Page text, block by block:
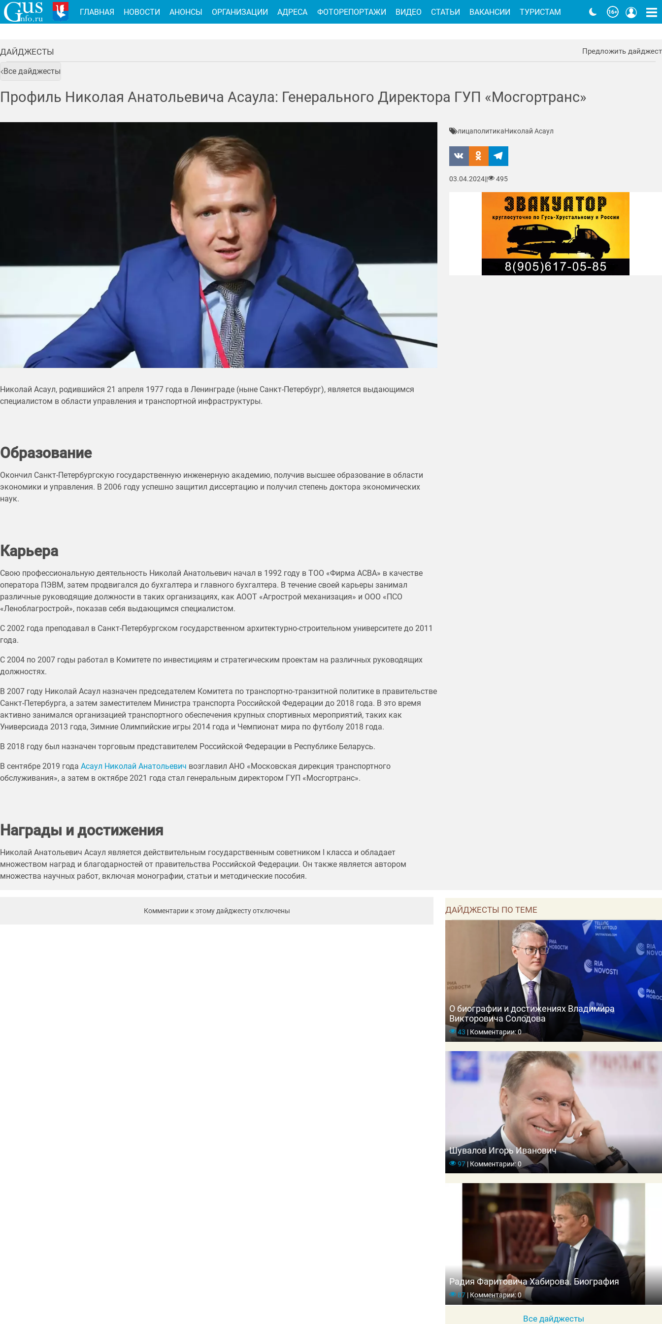
ДАЙДЖЕСТЫ Предложить дайджест
Все дайджесты
Профиль Николая Анатольевича Асаула: Генерального Директора ГУП «Мосгортранс»
Николай Асаул, родившийся 21 апреля 1977 года в Ленинграде (ныне Санкт-Петербург), является выдающимся
специалистом в области управления и транспортной инфраструктуры.
Образование
Окончил Санкт-Петербургскую государственную инженерную академию, получив высшее образование в области
экономики и управления. В 2006 году успешно защитил диссертацию и получил степень доктора экономических
наук.
Карьера
Свою профессиональную деятельность Николай Анатольевич начал в 1992 году в ТОО «Фирма АСВА» в качестве
оператора ПЭВМ, затем продвигался до бухгалтера и главного бухгалтера. В течение своей карьеры занимал
различные руководящие должности в таких организациях, как АООТ «Агрострой механизация» и ООО «ПСО
«Леноблагрострой», показав себя выдающимся специалистом.
С 2002 года преподавал в Санкт-Петербургском государственном архитектурно-строительном университете до 2011
года.
С 2004 по 2007 годы работал в Комитете по инвестициям и стратегическим проектам на различных руководящих
должностях.
В 2007 году Николай Асаул назначен председателем Комитета по транспортно-транзитной политике в правительстве
Санкт-Петербурга, а затем заместителем Министра транспорта Российской Федерации до 2018 года. В это время
активно занимался организацией транспортного обеспечения крупных спортивных мероприятий, таких как
Универсиада 2013 года, Зимние Олимпийские игры 2014 года и Чемпионат мира по футболу 2018 года.
В 2018 году был назначен торговым представителем Российской Федерации в Республике Беларусь.
В сентябре 2019 года Асаул Николай Анатольевич возглавил АНО «Московская дирекция транспортного
обслуживания», а затем в октябре 2021 года стал генеральным директором ГУП «Мосгортранс».
Награды и достижения
Николай Анатольевич Асаул является действительным государственным советником I класса и обладает
множеством наград и благодарностей от правительства Российской Федерации. Он также является автором
множества научных работ, включая монографии, статьи и методические пособия.
лицаполитикаНиколай Асаул
03.04.2024|| 495
Комментарии к этому дайджесту отключены ДАЙДЖЕСТЫ ПО ТЕМЕ
О биографии и достижениях Владимира
Викторовича Солодова
43 |Комментарии: 0
Шувалов Игорь Иванович
97 |Комментарии: 0
Радия Фаритовича Хабирова. Биография
87|Комментарии: 0
Все дайджесты
ГЛАВНАЯ НОВОСТИ АНОНСЫ ОРГАНИЗАЦИИ АДРЕСА ФОТОРЕПОРТАЖИ ВИДЕО СТАТЬИ ВАКАНСИИ ТУРИСТАМ